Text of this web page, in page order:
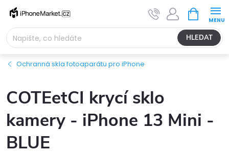
Přejít
obsah
HLEDAT
NÁKUPNÍ
KOŠÍK
Ochranná skla fotoaparátu pro iPhone
COTEetCI krycí sklo
kamery - iPhone 13 Mini -
BLUE